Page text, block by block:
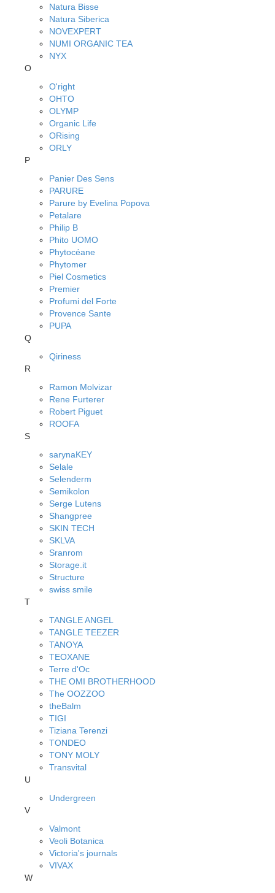
Natura Bisse
Natura Siberica
NOVEXPERT
NUMI ORGANIC TEA
NYX
O
O'right
OHTO
OLYMP
Organic Life
ORising
ORLY
P
Panier Des Sens
PARURE
Parure by Evelina Popova
Petalare
Philip B
Phito UOMO
Phytocéane
Phytomer
Piel Cosmetics
Premier
Profumi del Forte
Provence Sante
PUPA
Q
Qiriness
R
Ramon Molvizar
Rene Furterer
Robert Piguet
ROOFA
S
sarynaKEY
Selale
Selenderm
Semikolon
Serge Lutens
Shangpree
SKIN TECH
SKLVA
Sranrom
Storage.it
Structure
swiss smile
T
TANGLE ANGEL
TANGLE TEEZER
TANOYA
TEOXANE
Terre d'Oc
THE OMI BROTHERHOOD
The OOZZOO
theBalm
TIGI
Tiziana Terenzi
TONDEO
TONY MOLY
Transvital
U
Undergreen
V
Valmont
Veoli Botanica
Victoria's journals
VIVAX
W